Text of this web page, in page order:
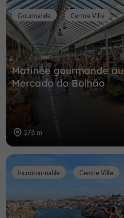
Matinée gourmande au
Mercado do Bolhão
Gourmande Centre Ville
378 m
Incontournable Centre Ville